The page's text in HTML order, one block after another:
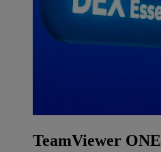
TeamViewer ONE